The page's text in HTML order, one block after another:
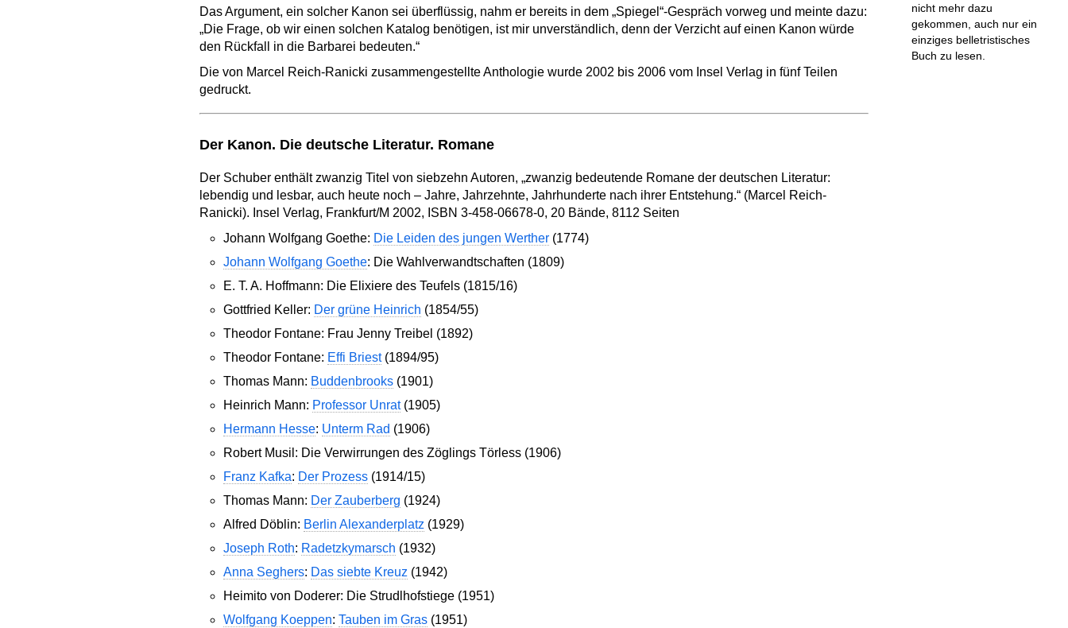
Das Argument, ein solcher Kanon sei überflüssig, nahm er bereits in dem „Spiegel“-Gespräch vorweg und meinte dazu:
„Die Frage, ob wir einen solchen Katalog benötigen, ist mir unverständlich, denn der Verzicht auf einen Kanon würde
den Rückfall in die Barbarei bedeuten.“
Die von Marcel Reich-Ranicki zusammengestellte Anthologie wurde 2002 bis 2006 vom Insel Verlag in fünf Teilen
gedruckt.
Der Kanon. Die deutsche Literatur. Romane
Der Schuber enthält zwanzig Titel von siebzehn Autoren, „zwanzig bedeutende Romane der deutschen Literatur:
lebendig und lesbar, auch heute noch – Jahre, Jahrzehnte, Jahrhunderte nach ihrer Entstehung.“ (Marcel Reich-
Ranicki). Insel Verlag, Frankfurt/M 2002, ISBN 3-458-06678-0, 20 Bände, 8112 Seiten
Johann Wolfgang Goethe: Die Leiden des jungen Werther(1774)
Johann Wolfgang Goethe: Die Wahlverwandtschaften (1809)
E. T. A. Hoffmann: Die Elixiere des Teufels (1815/16)
Gottfried Keller: Der grüne Heinrich (1854/55)
Theodor Fontane: Frau Jenny Treibel (1892)
Theodor Fontane: Effi Briest(1894/95)
Thomas Mann: Buddenbrooks(1901)
Heinrich Mann: Professor Unrat(1905)
Hermann Hesse: Unterm Rad (1906)
Robert Musil: Die Verwirrungen des Zöglings Törless (1906)
Franz Kafka: Der Prozess(1914/15)
Thomas Mann: Der Zauberberg (1924)
Alfred Döblin: Berlin Alexanderplatz (1929)
Joseph Roth: Radetzkymarsch (1932)
Anna Seghers: Das siebte Kreuz (1942)
Heimito von Doderer: Die Strudlhofstiege (1951)
Wolfgang Koeppen: Tauben im Gras(1951)
nicht mehr dazu
gekommen, auch nur ein
einziges belletristisches
Buch zu lesen.